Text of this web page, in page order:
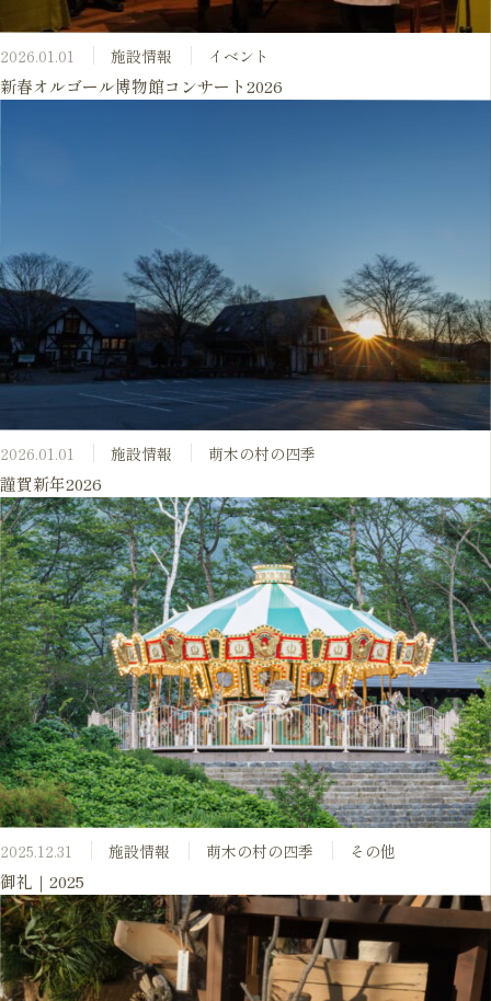
2026.01.01 施設情報 イベント
新春オルゴール博物館コンサート2026
2026.01.01 施設情報 萌木の村の四季
謹賀新年2026
2025.12.31 施設情報 萌木の村の四季 その他
御礼｜2025